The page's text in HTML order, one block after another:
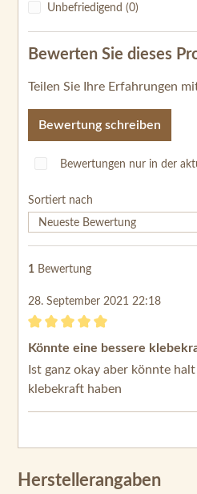
Unbefriedigend (0)
Bewerten Sie dieses
Teilen Sie Ihre Erfahrungen
Bewertung schreiben
Bewertungen nur in der
Sortiert nach
1 Bewertung
28. September 2021 22:18
Bewertung mit 5 von 5
Könnte eine bessere
Ist ganz okay aber könnte
klebekraft haben
Herstellerangaben